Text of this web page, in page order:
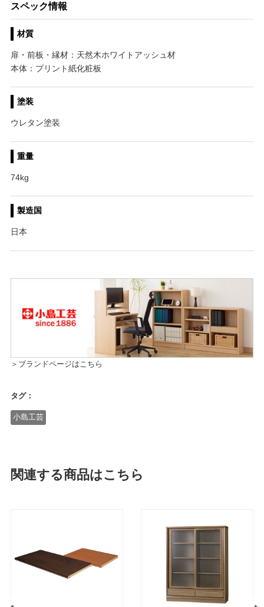
スペック情報
材質
扉・前板・縁材：天然木ホワイトアッシュ材
本体：プリント紙化粧板
塗装
ウレタン塗装
重量
74kg
製造国
日本
＞ブランドページはこちら
タグ：
小島工芸
関連する商品はこちら